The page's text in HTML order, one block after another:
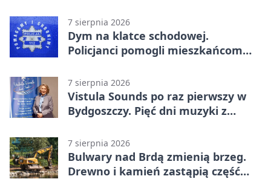
Bydgoszczanie wywieźli punkt z
Wronek
7 sierpnia 2026
Dym na klatce schodowej.
Policjanci pomogli mieszkańcom
7 sierpnia 2026
Vistula Sounds po raz pierwszy w
Bydgoszczy. Pięć dni muzyki z
7 sierpnia 2026
Bulwary nad Brdą zmienią brzeg.
Drewno i kamień zastąpią część